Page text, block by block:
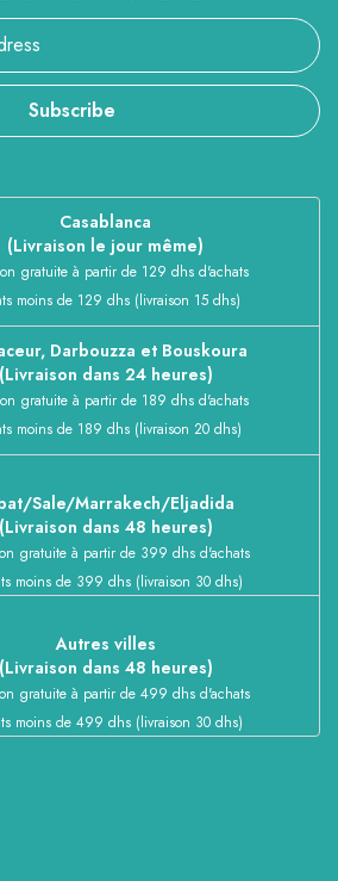
Subscribe
Casablanca
(Livraison le jour même)
gratuite à partir de 129 dhs d'achats
moins de 129 dhs (livraison 15 dhs)
Darbouzza et Bouskoura
(Livraison dans 24 heures)
gratuite à partir de 189 dhs d'achats
moins de 189 dhs (livraison 20 dhs)
Sale/Marrakech/Eljadida
(Livraison dans 48 heures)
gratuite à partir de 399 dhs d'achats
moins de 399 dhs (livraison 30 dhs)
Autres villes
(Livraison dans 48 heures)
gratuite à partir de 499 dhs d'achats
moins de 499 dhs (livraison 30 dhs)